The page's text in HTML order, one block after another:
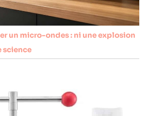
un micro-ondes : ni une explosion
science